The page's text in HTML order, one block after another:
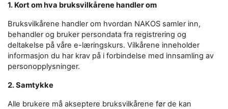
1. Kort om hva bruksvilkårene handler om
Bruksvilkårene handler om hvordan NAKOS samler inn,
behandler og bruker persondata fra registrering og
deltakelse på våre e-læringskurs. Vilkårene inneholder
informasjon du har krav på i forbindelse med innsamling av
personopplysninger.
2. Samtykke
Alle brukere må akseptere bruksvilkårene før de kan